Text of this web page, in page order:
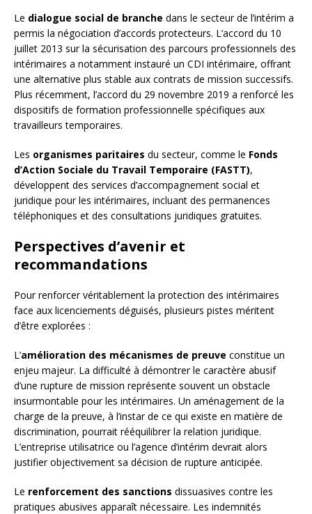
Le dialogue social de branche dans le secteur de l’intérim a
permis la négociation d’accords protecteurs. L’accord du 10
juillet 2013 sur la sécurisation des parcours professionnels des
intérimaires a notamment instauré un CDI intérimaire, offrant
une alternative plus stable aux contrats de mission successifs.
Plus récemment, l’accord du 29 novembre 2019 a renforcé les
dispositifs de formation professionnelle spécifiques aux
travailleurs temporaires.
Les organismes paritaires du secteur, comme le Fonds
d’Action Sociale du Travail Temporaire (FASTT),
développent des services d’accompagnement social et
juridique pour les intérimaires, incluant des permanences
téléphoniques et des consultations juridiques gratuites.
Perspectives d’avenir et
recommandations
Pour renforcer véritablement la protection des intérimaires
face aux licenciements déguisés, plusieurs pistes méritent
d’être explorées :
L’amélioration des mécanismes de preuve constitue un
enjeu majeur. La difficulté à démontrer le caractère abusif
d’une rupture de mission représente souvent un obstacle
insurmontable pour les intérimaires. Un aménagement de la
charge de la preuve, à l’instar de ce qui existe en matière de
discrimination, pourrait rééquilibrer la relation juridique.
L’entreprise utilisatrice ou l’agence d’intérim devrait alors
justifier objectivement sa décision de rupture anticipée.
Le renforcement des sanctions dissuasives contre les
pratiques abusives apparaît nécessaire. Les indemnités